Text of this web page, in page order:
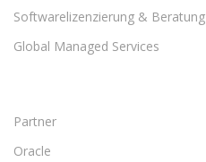
Softwarelizenzierung & Beratung
Global Managed Services
Partner
Oracle